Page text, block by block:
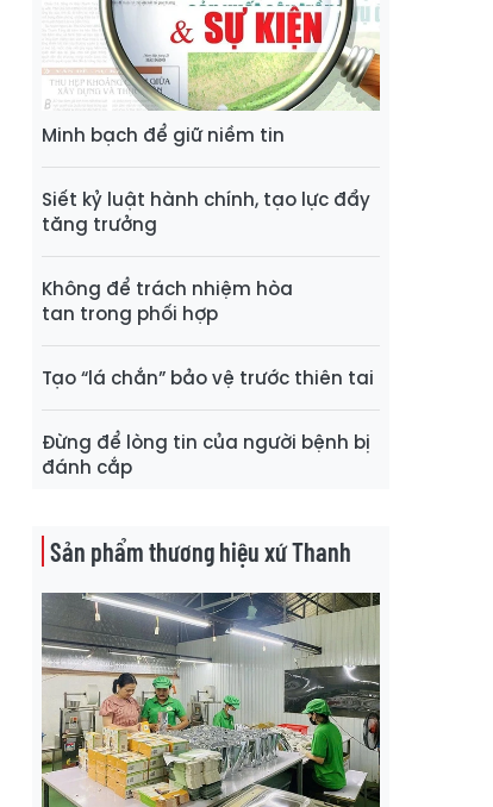
Minh bạch để giữ niềm tin
Siết kỷ luật hành chính, tạo lực đẩy
tăng trưởng
Không để trách nhiệm hòa
tan trong phối hợp
Tạo “lá chắn” bảo vệ trước thiên tai
Đừng để lòng tin của người bệnh bị
đánh cắp
Sản phẩm thương hiệu xứ Thanh